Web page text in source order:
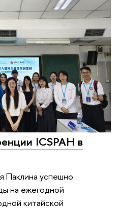
ICSPAH в
успешно
на ежегодной
китайской